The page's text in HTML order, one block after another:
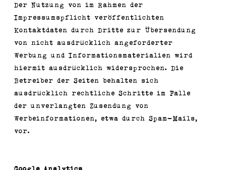
Der Nutzung von im Rahmen der
Impressumspflicht veröffentlichten
Kontaktdaten durch Dritte zur Übersendung
von nicht ausdrücklich angeforderter
Werbung und Informationsmaterialien wird
hiermit ausdrücklich widersprochen. Die
Betreiber der Seiten behalten sich
ausdrücklich rechtliche Schritte im Falle
der unverlangten Zusendung von
Werbeinformationen, etwa durch Spam-Mails,
vor.
Google Analytics